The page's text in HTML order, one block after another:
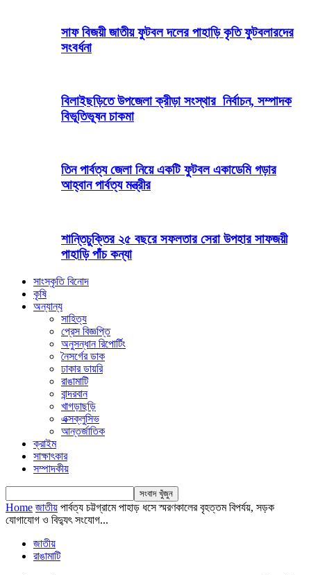
সাফ বিজয়ী জাতীয় ফুটবল দলের পাহাড়ি কৃতি ফুটবলারদের
সংবর্ধনা
বিলাইছড়িতে উপজেলা ক্রীড়া সংস্থার নির্বাচন, সম্পাদক
বিভূতিভূষন চাকমা
তিন পার্বত্য জেলা নিয়ে একটি ফুটবল একাডেমি গড়ার
আহ্বান পার্বত্য মন্ত্রীর
শান্তিচুক্তির ২৫ বছরে সফলতার সেরা উপহার সাফজয়ী
পাহাড়ি পাঁচ কন্যা
সাংস্কৃতি বিনোদ
কৃষি
অন্যান্য
সাহিত্য
প্রেস বিজ্ঞপ্তি
অনুসন্ধান রিপোর্টিং
নৈসর্গের ডাক
ঢাকার ডায়রি
রাঙামাটি
বান্দরবান
খাগড়াছড়ি
এক্সক্লুসিভ
আন্তর্জাতিক
ক্রাইম
সাক্ষাৎকার
সম্পাদকীয়
Home জাতীয় পার্বত্য চট্টগ্রামে পাহাড় ধসে স্মরণকালের বৃহত্তম বিপর্যয়, সড়ক
যোগাযোগ ও বিদ্যুৎ সংযোগ...
জাতীয়
রাঙামাটি